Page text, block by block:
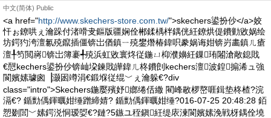
中文(简体) Public
<a href="http://www.skechers-store.com.tw/">skechers鍙扮仯</a>姣
忓ぉ鐐哄ぇ瀹跺付渚嗗叏鏂版疆娴佺郴鍒楀柈鍝侊紝鐐烘偍鐨勭敓娲绘
坊鍔犳洿澶氱殑鑹插僵锛岀偤鎮ㄧ殑鐢熸椿鍏呮豢娲诲姏锛岃畵鎮ㄦ瘡
澶╀笉閲嶈锛岀簿褰╃殑浜虹敓寰炵従鍦ㄩ枊濮嬶紝鏁珛闂滄敞鎴戝
€憇kechers鍙扮仯锛屾垜鍊戝皣鍏ㄦ柊鐨剆kechers澶波鍠搧浠ュ強
閬嬪嫊璩囪▕灏囦竴涓€鍛堢従绲﹀ぇ瀹躲€?div
class="intro">Skechers鍦嬮殯妤嫏绻佸繖 閵峰敭椤嶅啀鍓垫柊楂?浣
滆€? 鍎勯偊鍕曞姏缍蹭締婧? 鍎勯偊鍕曞姏缍?016-07-25 20:48:28 銆
愬剟閭﹀嫊鍔涚恫瑷娿€?鏈?5鏃ユ秷鎭紝缇庡湅閬嬪嫊浼戦枒鍝佺墝